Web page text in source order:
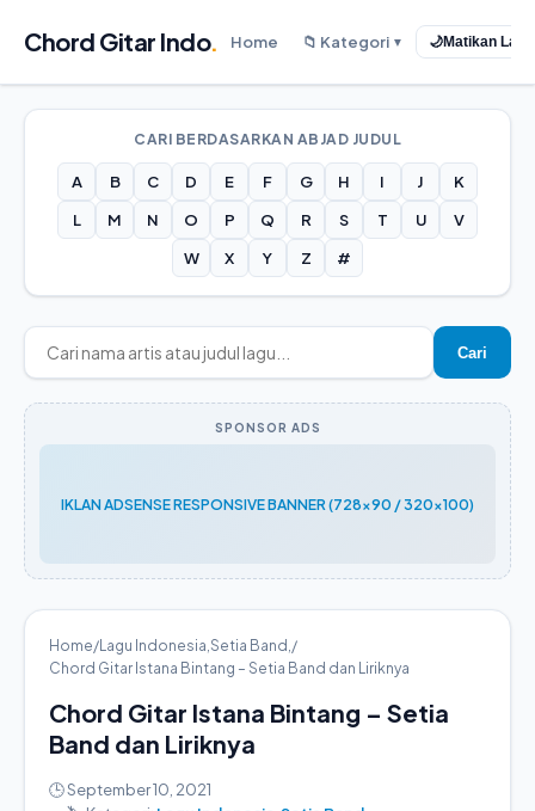
Chord Gitar Indo. Home 📁 Kategori ▼ 🌙Matikan
CARI BERDASARKAN ABJAD JUDUL
A B C D E F G H I J
K
L
M N O P Q R S T U
V
W
X Y Z #
Cari
SPONSOR ADS
IKLAN ADSENSE RESPONSIVE BANNER (728x90 / 320x100)
Home/Lagu Indonesia,Setia Band ,/
Chord Gitar Istana Bintang – Setia Band dan Liriknya
Chord Gitar Istana Bintang – Setia
Band dan Liriknya
🕒 September 10, 2021